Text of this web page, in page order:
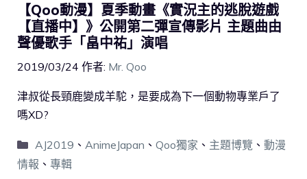
【Qoo動漫】夏季動畫《實況主的逃脫遊戲
【直播中】》公開第二彈宣傳影片 主題曲由
聲優歌手「畠中祐」演唱
2019/03/24 作者: Mr. Qoo
津叔從長頸鹿變成羊駝，是要成為下一個動物專業戶了
嗎XD?
AJ2019 、 AnimeJapan 、 Qoo獨家 、 主題博覽 、 動漫
情報 、 專輯